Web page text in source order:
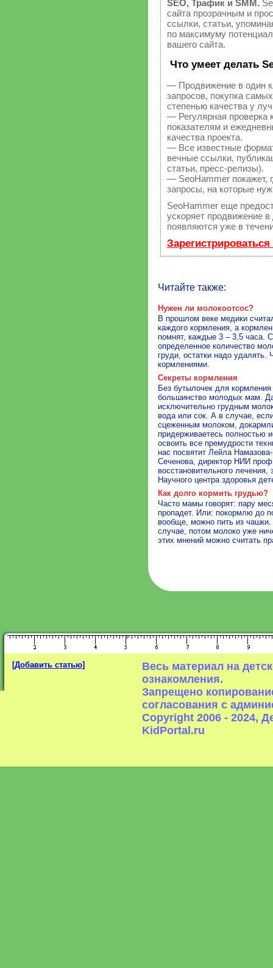
SEO, Трафик и SMM.
сайта прозрачным и
ссылки, статьи,
по максимуму
вашего сайта.
Что умеет делать
— Продвижение в один
запросов, покупка
степенью качества у
— Регулярная проверка
показателям и
качества проекта.
— Все известные
вечные ссылки,
статьи, пресс-релизы).
— SeoHammer покажет,
запросы, на которые
SeoHammer еще
ускоряет продвижение
появляются уже в
Читайте также:
Нужен ли молокоотсос?
В прошлом веке медики
каждого кормления, а
помнят, каждые 3 – 3,5 часа.
определенное количество
груди, остатки надо
кормлениями.
Секреты кормления
Без бутылочек для
большинство молодых мам.
исключительно грудным
вода или сок. А в случае,
сцеженным молоком,
придерживаетесь полностью
освоить все премудрости
нас посвятит Лейла
Сеченова, директор НИИ
восстановительного лечения,
Научного центра здоровья
Как долго кормить грудью?
Часто мамы говорят: пару
пропадет. Или: покормлю до
вообще, можно пить из
случае, потом молоко уже
этих мнений можно считать
[Добавить статью]
Весь материал на
ознакомления.
Запрещено
согласования с
Copyright 2006 - 2024,
KidPortal.ru